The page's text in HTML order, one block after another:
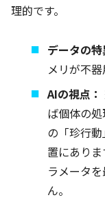
理的です。
データの特
メリが不
AIの視点：
ば個体の
の「珍行
置にあり
ラメータ
ん。